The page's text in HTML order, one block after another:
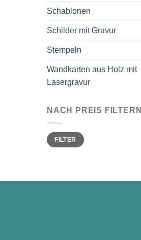
Schablonen
Schilder mit Gravur
Stempeln
Wandkarten aus Holz mit
Lasergravur
NACH PREIS FILTERN
Min.
Preis
Max.
PreisFILTER